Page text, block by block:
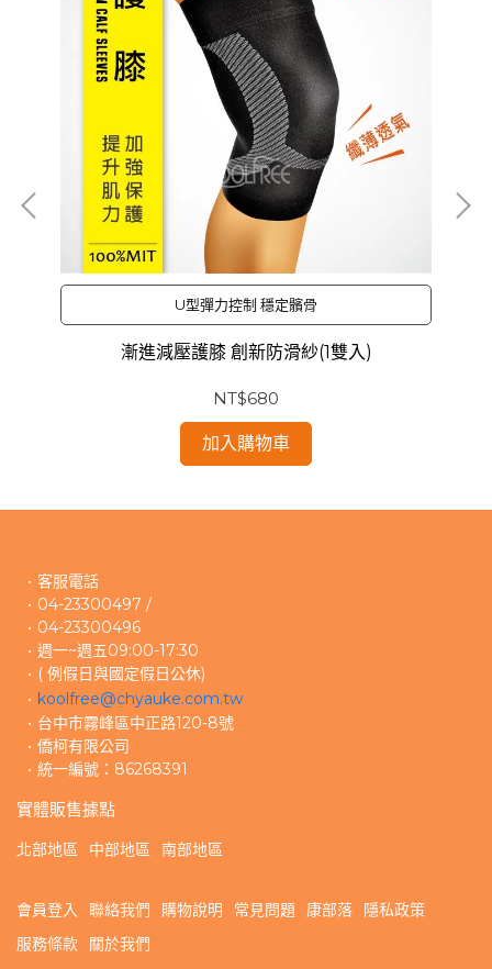
U型彈力控制 穩定髕骨
漸進減壓護膝 創新防滑紗(1雙入)
NT$680
加入購物車
客服電話
04-23300497 /
04-23300496
週一~週五09:00-17:30
( 例假日與國定假日公休)
koolfree@chyauke.com.tw
台中市霧峰區中正路120-8號
僑柯有限公司
統一編號：86268391
實體販售據點
北部地區 中部地區 南部地區
會員登入 聯絡我們 購物說明 常見問題 康部落
隱私政策
服務條款
關於我們